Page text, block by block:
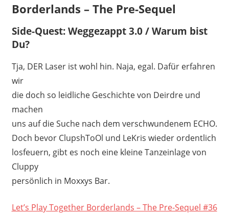
Borderlands – The Pre-Sequel
Side-Quest: Weggezappt 3.0 / Warum bist
Du?
Tja, DER Laser ist wohl hin. Naja, egal. Dafür erfahren
wir
die doch so leidliche Geschichte von Deirdre und
machen
uns auf die Suche nach dem verschwundenem ECHO.
Doch bevor ClupshToOl und LeKris wieder ordentlich
losfeuern, gibt es noch eine kleine Tanzeinlage von
Cluppy
persönlich in Moxxys Bar.
Let’s Play Together Borderlands – The Pre-Sequel #36